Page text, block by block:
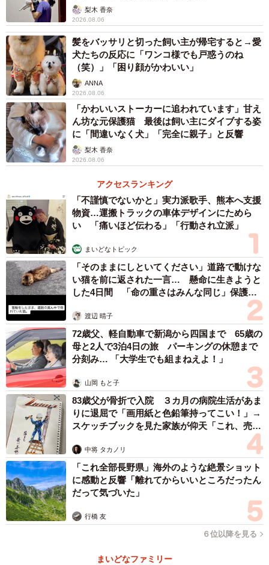
梨木 香奈
2026.08.06
髪をバッサリと切った飼い主が帰宅すると→愛
犬たちの反応に「ワンコ様でも戸惑うのね
（笑）」「困り顔がかわいい」
ANNA
2026.08.06
「かわいいストーカーに追われています」甘え
ん坊な元保護猫 最後は飼い主にダイブする姿
に「間違いなく犬」「完全に親子」と反響
梨木 香奈
2026.08.06
アクセスランキング
「不謹慎でないかと」実力派歌手、熊本へ支援
物資…運搬トラックの車体デザインにためら
い 「痛いほど伝わる」「行動され立派」
まいどなトピック
「そのままにしといてください」道路で動けな
い猫を前に返された一言… 懸命に生きようと
した4日間 「命の重さはみんな同じ」保護団
渡辺 晴子
72歳父、軽自動車で新潟から四国まで 65歳の
母と2人で3泊4日の旅 パーキングの休憩まで
分刻み… 「大学生でも組まねえよ！」
山岡 もと子
83歳父が骨折で入院 ３カ月の病院生活があま
りに退屈で「画用紙と色鉛筆持ってこい！」→
スケッチブックを見た家族が仰天「これ、売れ
中将 タカノリ
「これ全部長野県」海外のような絶景ショット
に感動と反響「離れてからいいところだったん
だって気づいた」
行橋 友
６位以降を見る
まいどなファミリー